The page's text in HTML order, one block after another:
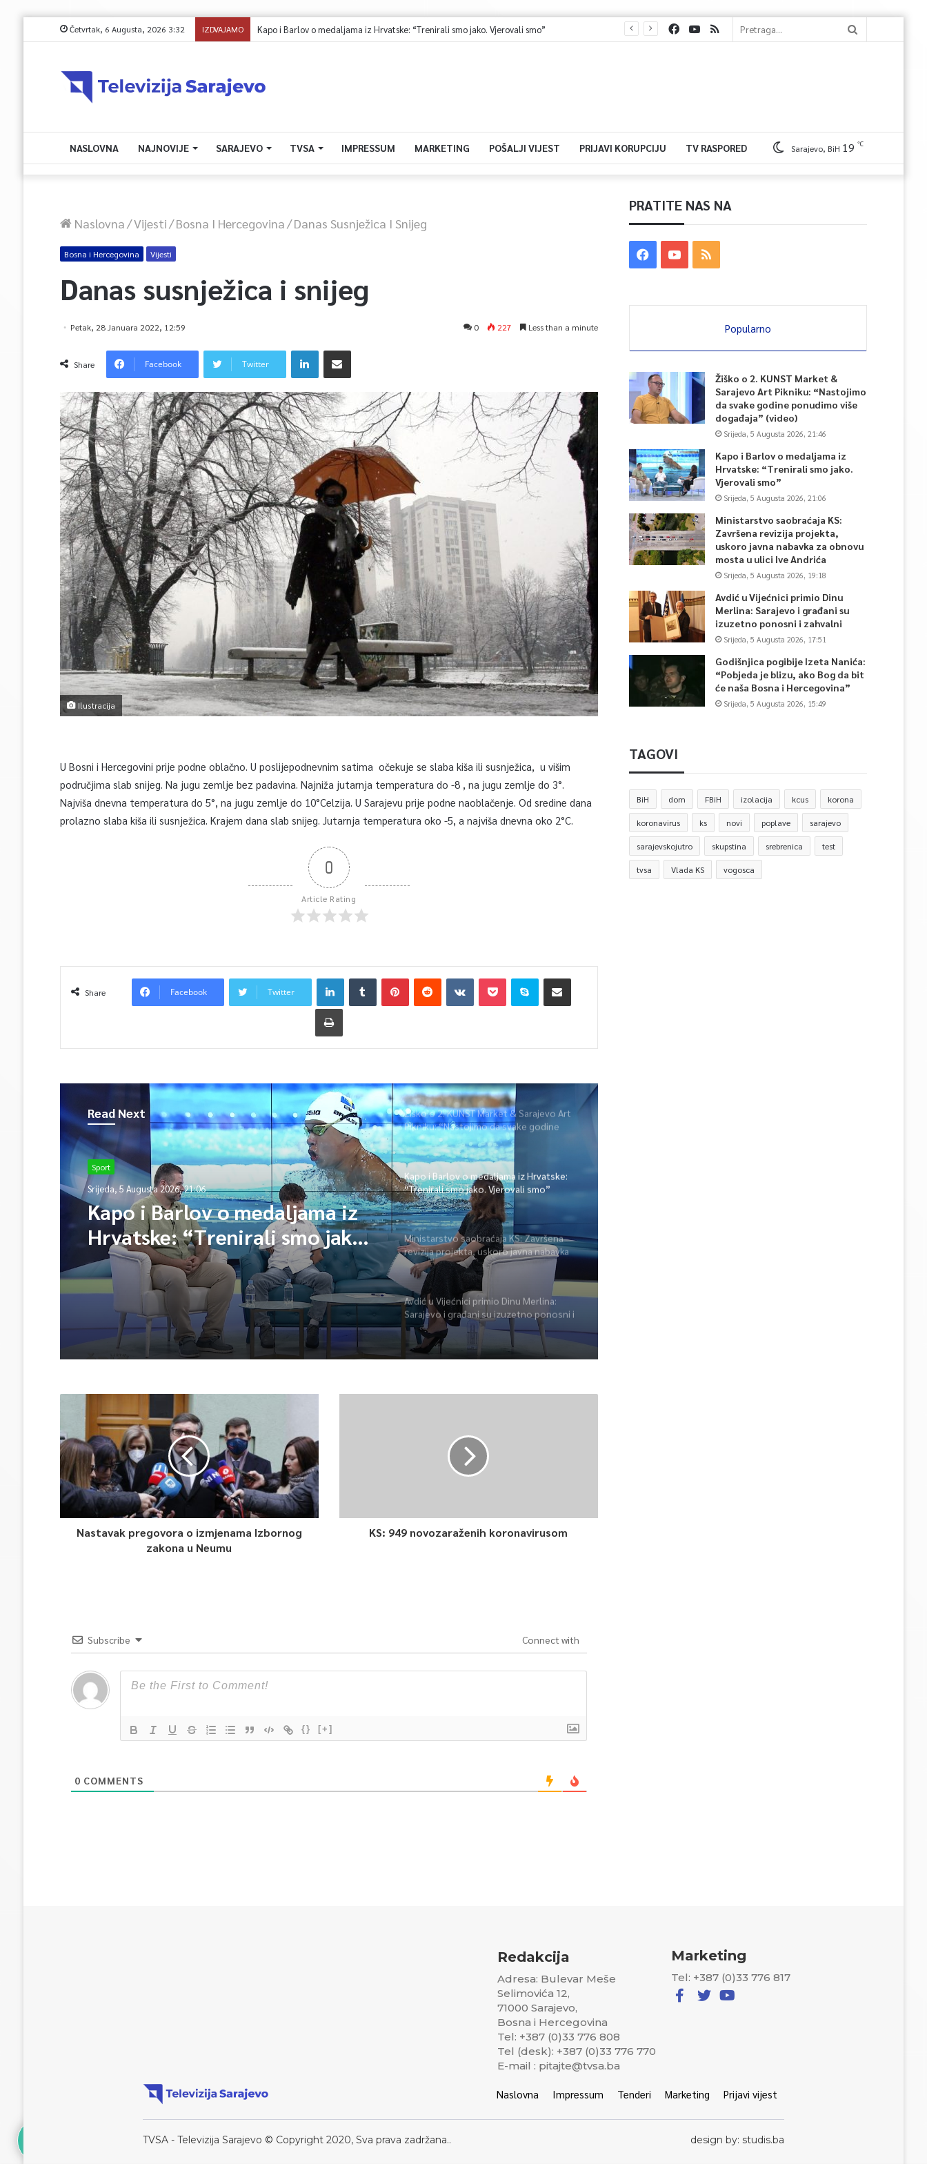
Četvrtak, 6 Augusta, 2026 3:32 IZDVAJAMO Kapo i Barlov o medaljama iz Hrvatske: “Trenirali smo jako. Vjerovali smo”
NASLOVNA NAJNOVIJE SARAJEVO TVSA IMPRESSUM MARKETING POŠALJI VIJEST PRIJAVI KORUPCIJU TV RASPORED Sarajevo, BiH 19 ℃
Naslovna/Vijesti/Bosna I Hercegovina/Danas Susnježica I Snijeg
Bosna i Hercegovina Vijesti
Danas susnježica i snijeg
Petak, 28 Januara 2022, 12:59 0 227 Less than a minute
Share Facebook Twitter
Ilustracija
U Bosni i Hercegovini prije podne oblačno. U poslijepodnevnim satima očekuje se slaba kiša ili susnježica, u višim
područjima slab snijeg. Na jugu zemlje bez padavina. Najniža jutarnja temperatura do -8 , na jugu zemlje do 3°.
Najviša dnevna temperatura do 5°, na jugu zemlje do 10°Celzija. U Sarajevu prije podne naoblačenje. Od sredine dana
prolazno slaba kiša ili susnježica. Krajem dana slab snijeg. Jutarnja temperatura oko -5, a najviša dnevna oko 2°C.
0
Article Rating
Share Facebook Twitter
Read Next
Sport
Srijeda, 5 Augusta 2026, 21:06
Kapo i Barlov o medaljama iz
Hrvatske: “Trenirali smo jako.
Vjerovali smo”
Žiško o 2. KUNST Market & Sarajevo Art
Pikniku: “Nastojimo da svake godine
ponudimo više događaja” (video)
Kapo i Barlov o medaljama iz Hrvatske:
“Trenirali smo jako. Vjerovali smo”
Ministarstvo saobraćaja KS: Završena
revizija projekta, uskoro javna nabavka
za obnovu mosta u ulici Ive Andrića
Avdić u Vijećnici primio Dinu Merlina:
Sarajevo i građani su izuzetno ponosni i
zahvalni
Nastavak pregovora o izmjenama Izbornog
zakona u Neumu
KS: 949 novozaraženih koronavirusom
Subscribe Connect with
{} [+]
0 COMMENTS
PRATITE NAS NA
Popularno
Žiško o 2. KUNST Market &
Sarajevo Art Pikniku: “Nastojimo
da svake godine ponudimo više
događaja” (video)
Srijeda, 5 Augusta 2026, 21:46
Kapo i Barlov o medaljama iz
Hrvatske: “Trenirali smo jako.
Vjerovali smo”
Srijeda, 5 Augusta 2026, 21:06
Ministarstvo saobraćaja KS:
Završena revizija projekta,
uskoro javna nabavka za obnovu
mosta u ulici Ive Andrića
Srijeda, 5 Augusta 2026, 19:18
Avdić u Vijećnici primio Dinu
Merlina: Sarajevo i građani su
izuzetno ponosni i zahvalni
Srijeda, 5 Augusta 2026, 17:51
Godišnjica pogibije Izeta Nanića:
“Pobjeda je blizu, ako Bog da bit
će naša Bosna i Hercegovina”
Srijeda, 5 Augusta 2026, 15:49
TAGOVI
BiH dom FBiH izolacija kcus korona
koronavirus ks novi poplave sarajevo
sarajevskojutro skupstina srebrenica test
tvsa Vlada KS vogosca
Redakcija
Adresa: Bulevar Meše
Selimovića 12,
71000 Sarajevo,
Bosna i Hercegovina
Tel: +387 (0)33 776 808
Tel (desk): +387 (0)33 776 770
E-mail : pitajte@tvsa.ba
Marketing
Tel: +387 (0)33 776 817
Naslovna Impressum Tenderi Marketing Prijavi vijest
TVSA - Televizija Sarajevo © Copyright 2020, Sva prava zadržana.. design by: studis.ba